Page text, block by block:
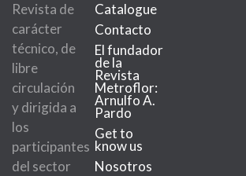
Revista de
carácter
técnico, de
libre
circulación
y dirigida a
los
participantes
del sector
Catalogue
Contacto
El fundador
de la
Revista
Metroflor:
Arnulfo A.
Pardo
Get to
know us
Nosotros